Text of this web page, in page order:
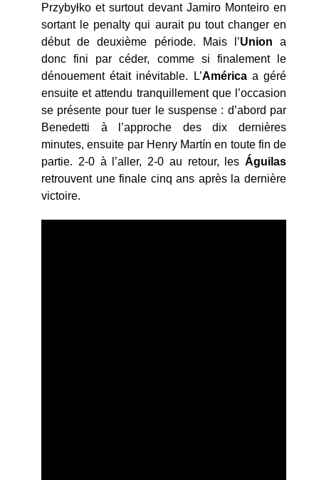
Przybyłko et surtout devant Jamiro Monteiro en
sortant le penalty qui aurait pu tout changer en
début de deuxième période. Mais l’Union a
donc fini par céder, comme si finalement le
dénouement était inévitable. L’Américaa géré
ensuite et attendu tranquillement que l’occasion
se présente pour tuer le suspense : d’abord par
Benedetti à l’approche des dix dernières
minutes, ensuite par Henry Martín en toute fin de
partie. 2-0 à l’aller, 2-0 au retour, les Águilas
retrouvent une finale cinq ans après la dernière
victoire.